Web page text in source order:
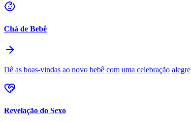
Chá de Bebê
Dê as boas-vindas ao novo bebê com uma celebração alegre
Revelação do Sexo